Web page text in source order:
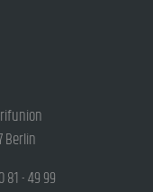
Berlin
81 - 49 99